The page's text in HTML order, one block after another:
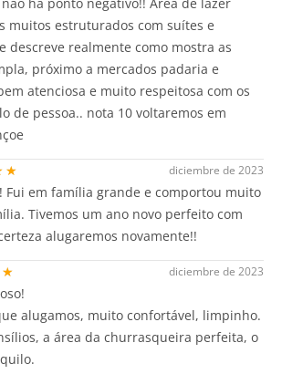
muitos estruturados com suítes e
descreve realmente como mostra as
próximo a mercados padaria e
atenciosa e muito respeitosa com os
de pessoa.. nota 10 voltaremos em
diciembre de 2023
Fui em família grande e comportou muito
Tivemos um ano novo perfeito com
alugaremos novamente!!
diciembre de 2023
alugamos, muito confortável, limpinho.
a área da churrasqueira perfeita, o